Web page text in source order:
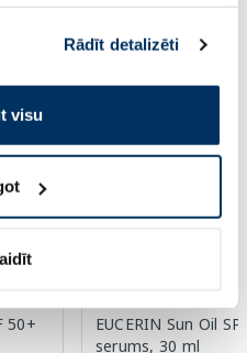
papildu sīkdatņu
savu izvēli:
Rādīt detalizēti
visu
50+
EUCERIN Sun Oil
serums, 30 ml